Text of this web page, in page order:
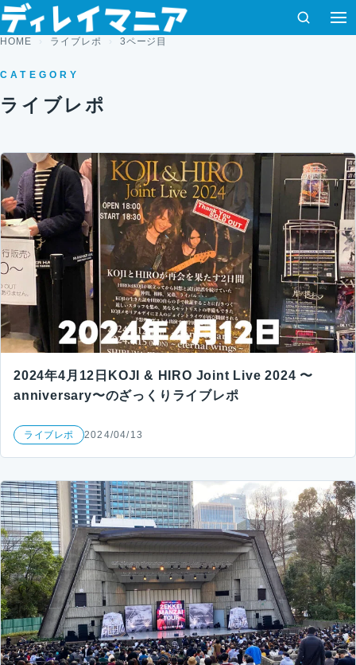
コンテンツへスキップ
検索
HOME ライブレポ 3ページ目
CATEGORY
ライブレポ
2024年4月12日KOJI & HIRO Joint Live 2024 〜
anniversary〜のざっくりライブレポ
ライブレポ 2024/04/13